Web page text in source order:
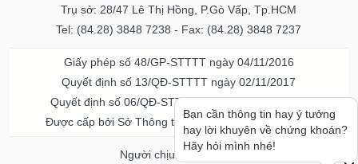
Trụ sở: 28/47 Lê Thị Hồng, P.Gò Vấp, Tp.HCM
Tel: (84.28) 3848 7238 - Fax: (84.28) 3848 7237
Giấy phép số 48/GP-STTTT ngày 04/11/2016
Quyết định số 13/QĐ-STTTT ngày 02/11/2017
Quyết định số 06/QĐ-STTTT-ICP ngày 20/07/2023
Được cấp bởi Sở Thông tin và Truyền thông TPHCM
Người chịu trách nhiệm
Bạn cần thông tin hay ý tưởng
hay lời khuyên về chứng khoán?
Hãy hỏi mình nhé!